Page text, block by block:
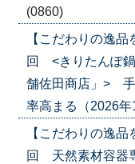
(0860)
【こだわりの逸
回 <きりたんぽ
舗佐田商店」> 手
率高まる（2026
【こだわりの逸
回 天然素材容器